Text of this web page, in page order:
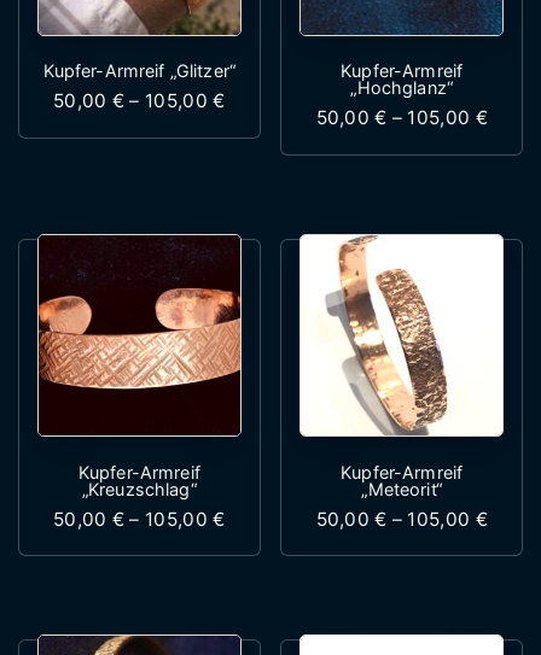
Kupfer-Armreif „Glitzer“
50,00€ – 105,00€ Preisspanne: 50,00 € bis 105,00 €
Dieses Produkt weist mehrere
Kupfer-Armreif
„Hochglanz“
50,00€ – 105,00 €
Dieses
Kupfer-Armreif
„Kreuzschlag“
50,00€ – 105,00€ Preisspanne: 50,00 € bis 105,00 €
Dieses Produkt weist mehrere
Kupfer-Armreif
„Meteorit“
50,00€ – 105,00 €
Dieses